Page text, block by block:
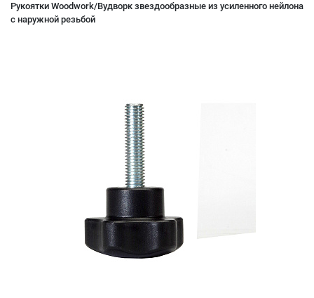
Рукоятки Woodwork/Вудворк звездообразные из усиленного нейлона
с наружной резьбой